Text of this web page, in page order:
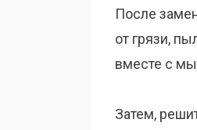
После
от грязи,
вместе с
Затем,